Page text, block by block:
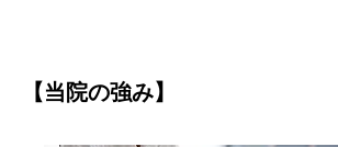
【当院の強み】